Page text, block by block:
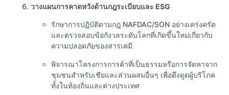
วางแผนการคาดหวังด้านกฎระเบียบและ ESG
รักษาการปฏิบัติตามกฎ NAFDAC/SON อย่างเคร่งครัด
และตรวจสอบข้อกังวลระดับโลกที่เกิดขึ้นใหม่เกี่ยวกับ
ความปลอดภัยของสารเคมี
พิจารณาโครงการการค้าที่เป็นธรรมหรือการจัดหาจาก
ชุมชนสำหรับเชียและส่วนผสมอื่นๆ เพื่อดึงดูดผู้บริโภค
ทั้งในท้องถิ่นและต่างประเทศ